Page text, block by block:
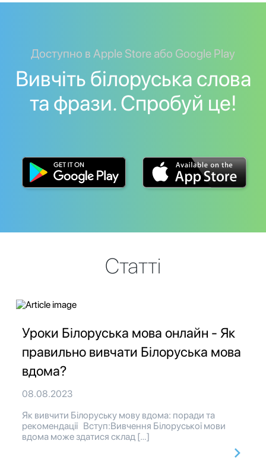
Доступно в Apple Store або Google Play
Вивчіть білоруська слова
та фрази. Спробуй це!
Статті
Уроки Білоруська мова онлайн - Як
правильно вивчати Білоруська мова
вдома?
08.08.2023
Як вивчити Білоруську мову вдома: поради та
рекомендації Вступ:Вивчення Білоруської мови
вдома може здатися склад […]